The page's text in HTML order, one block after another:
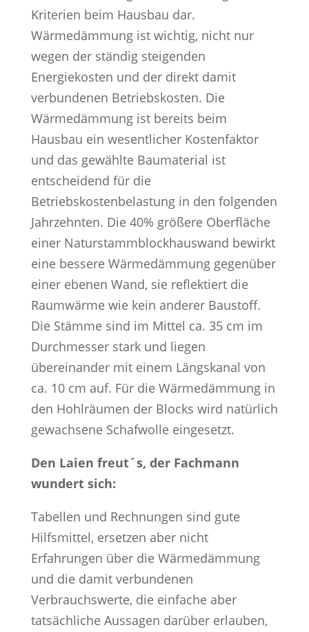
Kriterien beim Hausbau dar.
Wärmedämmung ist wichtig, nicht nur
wegen der ständig steigenden
Energiekosten und der direkt damit
verbundenen Betriebskosten. Die
Wärmedämmung ist bereits beim
Hausbau ein wesentlicher Kostenfaktor
und das gewählte Baumaterial ist
entscheidend für die
Betriebskostenbelastung in den folgenden
Jahrzehnten. Die 40% größere Oberfläche
einer Naturstammblockhauswand bewirkt
eine bessere Wärmedämmung gegenüber
einer ebenen Wand, sie reflektiert die
Raumwärme wie kein anderer Baustoff.
Die Stämme sind im Mittel ca. 35 cm im
Durchmesser stark und liegen
übereinander mit einem Längskanal von
ca. 10 cm auf. Für die Wärmedämmung in
den Hohlräumen der Blocks wird natürlich
gewachsene Schafwolle eingesetzt.
Den Laien freut´s, der Fachmann
wundert sich:
Tabellen und Rechnungen sind gute
Hilfsmittel, ersetzen aber nicht
Erfahrungen über die Wärmedämmung
und die damit verbundenen
Verbrauchswerte, die einfache aber
tatsächliche Aussagen darüber erlauben,